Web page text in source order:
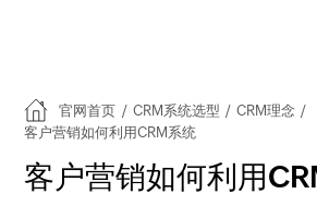
官网首页 / CRM系统选型 / CRM理念 /
客户营销如何利用CRM系统
客户营销如何利用